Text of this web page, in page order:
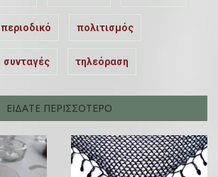
περιοδικό πολιτισμός
συνταγές τηλεόραση
ΕΙΔΑΤΕ ΠΕΡΙΣΣΟΤΕΡΟ